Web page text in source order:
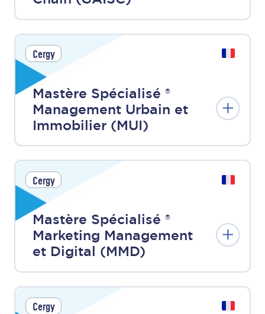
Cergy
Mastère Spécialisé ®
Management Urbain et
Immobilier (MUI)
Cergy
Mastère Spécialisé ®
Marketing Management
et Digital (MMD)
Cergy